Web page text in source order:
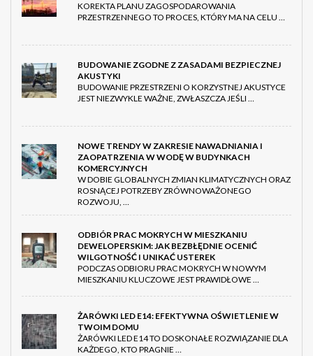
KOREKTA PLANU ZAGOSPODAROWANIA
PRZESTRZENNEGO TO PROCES, KTÓRY MA NA CELU …
BUDOWANIE ZGODNE Z ZASADAMI BEZPIECZNEJ
AKUSTYKI
BUDOWANIE PRZESTRZENI O KORZYSTNEJ AKUSTYCE
JEST NIEZWYKLE WAŻNE, ZWŁASZCZA JEŚLI …
NOWE TRENDY W ZAKRESIE NAWADNIANIA I
ZAOPATRZENIA W WODĘ W BUDYNKACH
KOMERCYJNYCH
W DOBIE GLOBALNYCH ZMIAN KLIMATYCZNYCH ORAZ
ROSNĄCEJ POTRZEBY ZRÓWNOWAŻONEGO
ROZWOJU, …
ODBIÓR PRAC MOKRYCH W MIESZKANIU
DEWELOPERSKIM: JAK BEZBŁĘDNIE OCENIĆ
WILGOTNOŚĆ I UNIKAĆ USTEREK
PODCZAS ODBIORU PRAC MOKRYCH W NOWYM
MIESZKANIU KLUCZOWE JEST PRAWIDŁOWE …
ŻARÓWKI LED E14: EFEKTYWNA OŚWIETLENIE W
TWOIM DOMU
ŻARÓWKI LED E14 TO DOSKONAŁE ROZWIĄZANIE DLA
KAŻDEGO, KTO PRAGNIE …